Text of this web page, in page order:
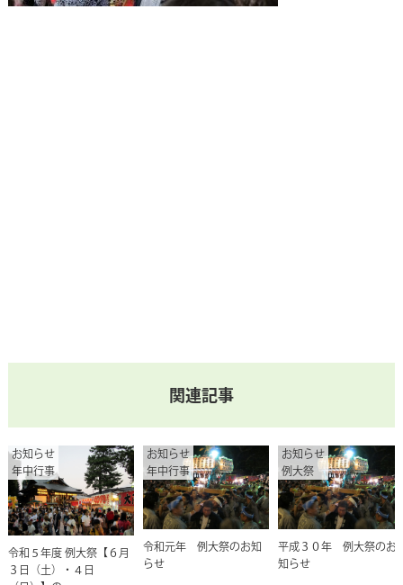
関連記事
お知らせ
年中行事
令和５年度 例大祭【６月
３日（土）・４日
お知らせ
年中行事
令和元年 例大祭のお知
らせ
お知らせ
例大祭
平成３０年 例大祭のお
知らせ